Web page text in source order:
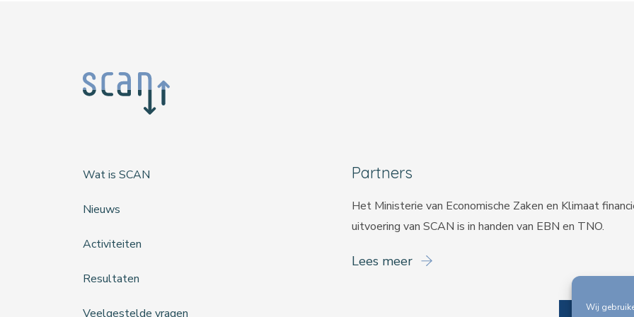
Wij
Wat is SCAN
Nieuws
Activiteiten
Resultaten
Veelgestelde vragen
Partners
Het Ministerie van Economische Zaken en Klimaat
uitvoering van SCAN is in handen van EBN en TNO.
Lees meer